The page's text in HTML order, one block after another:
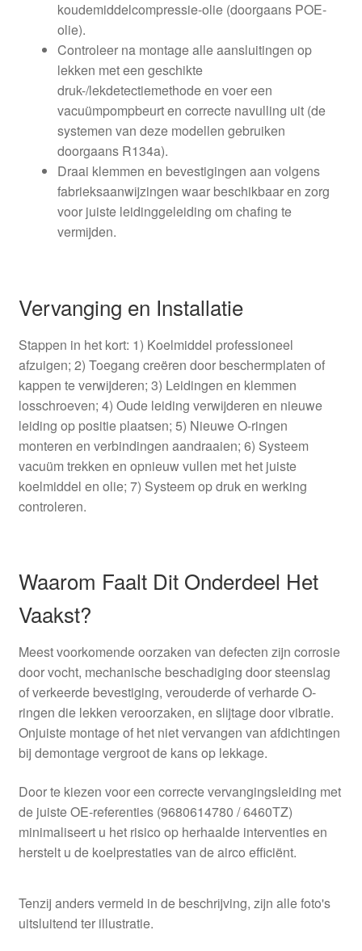
koudemiddelcompressie-olie (doorgaans POE-
olie).
Controleer na montage alle aansluitingen op
lekken met een geschikte
druk-/lekdetectiemethode en voer een
vacuümpompbeurt en correcte navulling uit (de
systemen van deze modellen gebruiken
doorgaans R134a).
Draai klemmen en bevestigingen aan volgens
fabrieksaanwijzingen waar beschikbaar en zorg
voor juiste leidinggeleiding om chafing te
vermijden.
Vervanging en Installatie
Stappen in het kort: 1) Koelmiddel professioneel
afzuigen; 2) Toegang creëren door beschermplaten of
kappen te verwijderen; 3) Leidingen en klemmen
losschroeven; 4) Oude leiding verwijderen en nieuwe
leiding op positie plaatsen; 5) Nieuwe O-ringen
monteren en verbindingen aandraaien; 6) Systeem
vacuüm trekken en opnieuw vullen met het juiste
koelmiddel en olie; 7) Systeem op druk en werking
controleren.
Waarom Faalt Dit Onderdeel Het
Vaakst?
Meest voorkomende oorzaken van defecten zijn corrosie
door vocht, mechanische beschadiging door steenslag
of verkeerde bevestiging, verouderde of verharde O-
ringen die lekken veroorzaken, en slijtage door vibratie.
Onjuiste montage of het niet vervangen van afdichtingen
bij demontage vergroot de kans op lekkage.
Door te kiezen voor een correcte vervangingsleiding met
de juiste OE-referenties (9680614780 / 6460TZ)
minimaliseert u het risico op herhaalde interventies en
herstelt u de koelprestaties van de airco efficiënt.
Tenzij anders vermeld in de beschrijving, zijn alle foto's
uitsluitend ter illustratie.